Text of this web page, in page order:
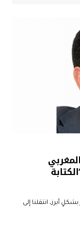
أبرز، انتقلنا إلى